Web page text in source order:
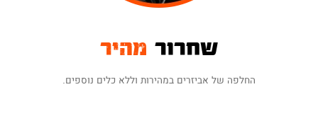
שחרור מהיר
החלפה של אביזרים במהירות וללא כלים נוספים.